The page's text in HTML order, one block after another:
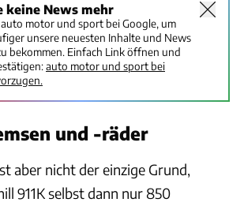
keine News mehr
auto motor und sport bei Google, um
unsere neuesten Inhalte und News
bekommen. Einfach Link öffnen und
auto motor und sport bei
und -räder
aber nicht der einzige Grund,
911K selbst dann nur 850